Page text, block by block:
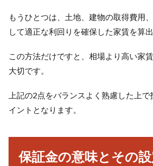
もうひとつは、土地、建物の取得費用
して適正な利回りを確保した家賃を算
この方法だけですと、相場より高い家
大切です。
上記の2点をバランスよく熟慮した上
イントとなります。
保証金の意味とその